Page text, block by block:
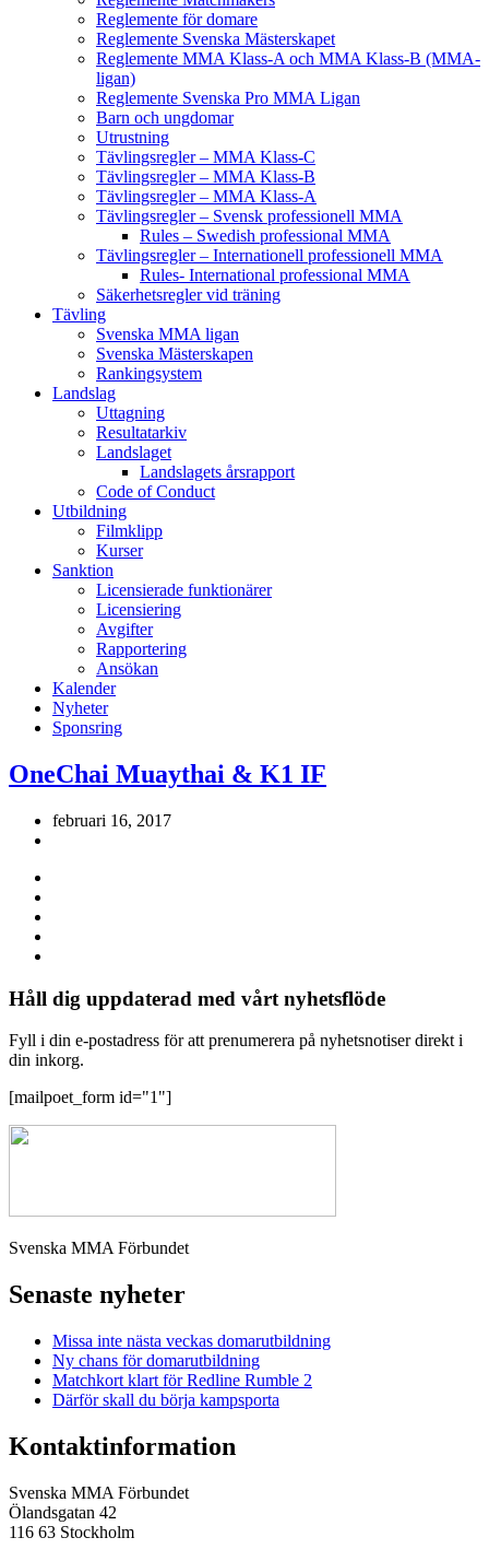
Reglemente för domare
Reglemente Svenska Mästerskapet
Reglemente MMA Klass-A och MMA Klass-B (MMA-
ligan)
Reglemente Svenska Pro MMA Ligan
Barn och ungdomar
Utrustning
Tävlingsregler – MMA Klass-C
Tävlingsregler – MMA Klass-B
Tävlingsregler – MMA Klass-A
Tävlingsregler – Svensk professionell MMA
Rules – Swedish professional MMA
Tävlingsregler – Internationell professionell MMA
Rules- International professional MMA
Säkerhetsregler vid träning
Tävling
Svenska MMA ligan
Svenska Mästerskapen
Rankingsystem
Landslag
Uttagning
Resultatarkiv
Landslaget
Landslagets årsrapport
Code of Conduct
Utbildning
Filmklipp
Kurser
Sanktion
Licensierade funktionärer
Licensiering
Avgifter
Rapportering
Ansökan
Kalender
Nyheter
Sponsring
OneChai Muaythai & K1 IF
februari 16, 2017
Håll dig uppdaterad med vårt nyhetsflöde
Fyll i din e-postadress för att prenumerera på nyhetsnotiser direkt i
din inkorg.
[mailpoet_form id="1"]
Svenska MMA Förbundet
Senaste nyheter
Missa inte nästa veckas domarutbildning
Ny chans för domarutbildning
Matchkort klart för Redline Rumble 2
Därför skall du börja kampsporta
Kontaktinformation
Svenska MMA Förbundet
Ölandsgatan 42
116 63 Stockholm